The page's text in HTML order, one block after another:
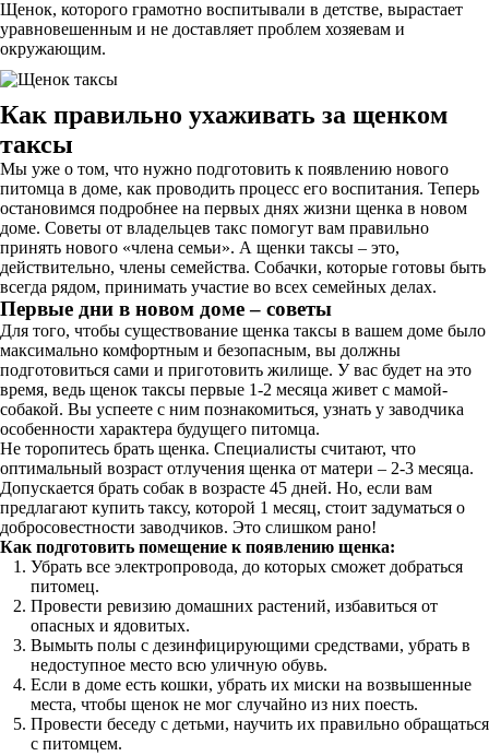
Щенок, которого грамотно воспитывали в детстве, вырастает
уравновешенным и не доставляет проблем хозяевам и
окружающим.
Как правильно ухаживать за щенком
таксы
Мы уже о том, что нужно подготовить к появлению нового
питомца в доме, как проводить процесс его воспитания. Теперь
остановимся подробнее на первых днях жизни щенка в новом
доме. Советы от владельцев такс помогут вам правильно
принять нового «члена семьи». А щенки таксы – это,
действительно, члены семейства. Собачки, которые готовы быть
всегда рядом, принимать участие во всех семейных делах.
Первые дни в новом доме – советы
Для того, чтобы существование щенка таксы в вашем доме было
максимально комфортным и безопасным, вы должны
подготовиться сами и приготовить жилище. У вас будет на это
время, ведь щенок таксы первые 1-2 месяца живет с мамой-
собакой. Вы успеете с ним познакомиться, узнать у заводчика
особенности характера будущего питомца.
Не торопитесь брать щенка. Специалисты считают, что
оптимальный возраст отлучения щенка от матери – 2-3 месяца.
Допускается брать собак в возрасте 45 дней. Но, если вам
предлагают купить таксу, которой 1 месяц, стоит задуматься о
добросовестности заводчиков. Это слишком рано!
Как подготовить помещение к появлению щенка:
Убрать все электропровода, до которых сможет добраться
питомец.
Провести ревизию домашних растений, избавиться от
опасных и ядовитых.
Вымыть полы с дезинфицирующими средствами, убрать в
недоступное место всю уличную обувь.
Если в доме есть кошки, убрать их миски на возвышенные
места, чтобы щенок не мог случайно из них поесть.
Провести беседу с детьми, научить их правильно обращаться
с питомцем.